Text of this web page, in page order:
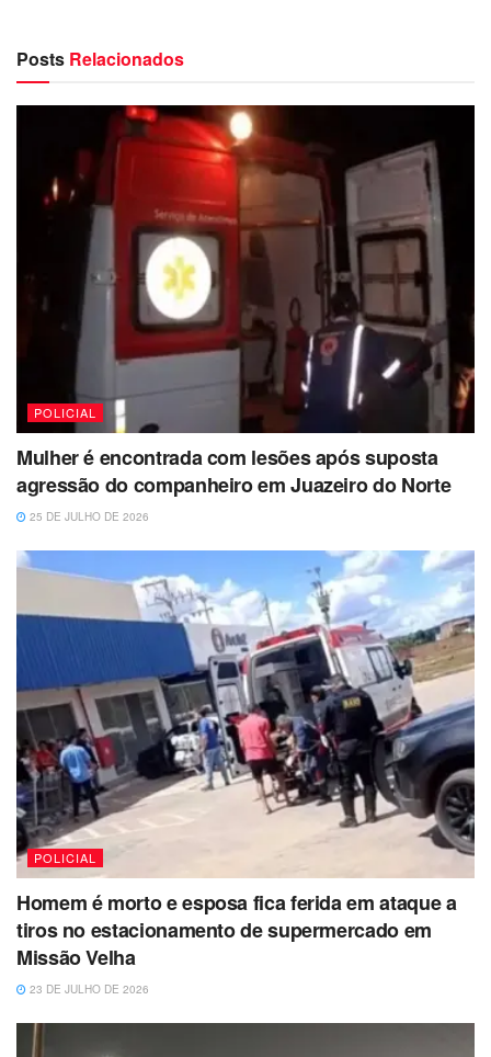
Posts Relacionados
POLICIAL
Mulher é encontrada com lesões após suposta
agressão do companheiro em Juazeiro do Norte
25 DE JULHO DE 2026
POLICIAL
Homem é morto e esposa fica ferida em ataque a
tiros no estacionamento de supermercado em
Missão Velha
23 DE JULHO DE 2026